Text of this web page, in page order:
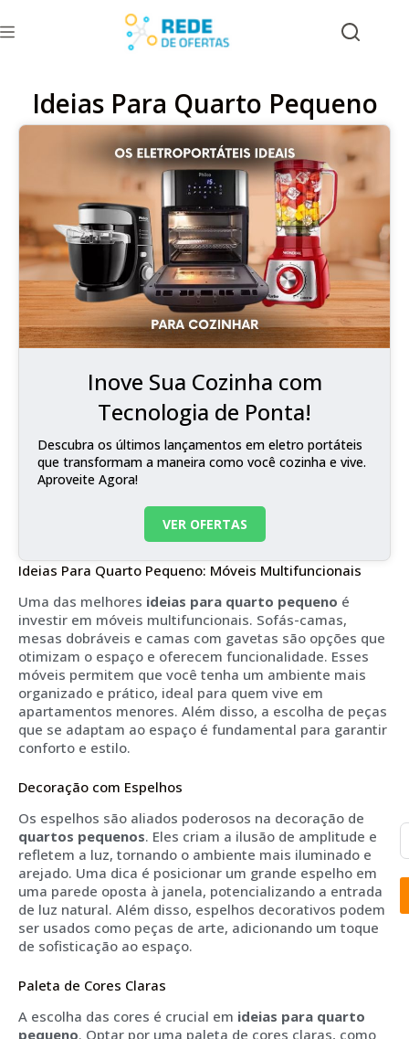
Ideias Para Quarto Pequeno
Inove Sua Cozinha com
Tecnologia de Ponta!
Descubra os últimos lançamentos em eletro portáteis
que transformam a maneira como você cozinha e vive.
Aproveite Agora!
VER OFERTAS
Ideias Para Quarto Pequeno: Móveis Multifuncionais
Uma das melhores ideias para quarto pequeno é
investir em móveis multifuncionais. Sofás-camas,
mesas dobráveis e camas com gavetas são opções que
otimizam o espaço e oferecem funcionalidade. Esses
móveis permitem que você tenha um ambiente mais
organizado e prático, ideal para quem vive em
apartamentos menores. Além disso, a escolha de peças
que se adaptam ao espaço é fundamental para garantir
conforto e estilo.
Decoração com Espelhos
Os espelhos são aliados poderosos na decoração de
quartos pequenos. Eles criam a ilusão de amplitude e
refletem a luz, tornando o ambiente mais iluminado e
arejado. Uma dica é posicionar um grande espelho em
uma parede oposta à janela, potencializando a entrada
de luz natural. Além disso, espelhos decorativos podem
ser usados como peças de arte, adicionando um toque
de sofisticação ao espaço.
Paleta de Cores Claras
A escolha das cores é crucial em ideias para quarto
pequeno. Optar por uma paleta de cores claras, como